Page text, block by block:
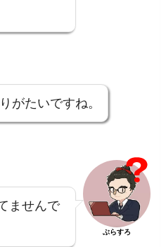
がたいですね。
ませんで
ぶらすろ